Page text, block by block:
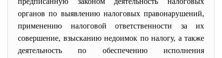
органов по выявлению налоговых правонарушений,
применению налоговой ответственности за их
совершение, взысканию недоимок по налогу, а также
деятельность по обеспечению исполнения